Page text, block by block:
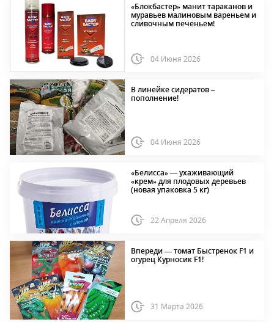
«Блокбастер» манит тараканов и
муравьев малиновым вареньем и
сливочным печеньем!
04 Июня 2026
В линейке сидератов –
пополнение!
04 Июня 2026
«Белисса» — ухаживающий
«крем» для плодовых деревьев
(новая упаковка 5 кг)
22 Апреля 2026
Впереди — томат Быстренок F1 и
огурец Курносик F1!
31 Марта 2026